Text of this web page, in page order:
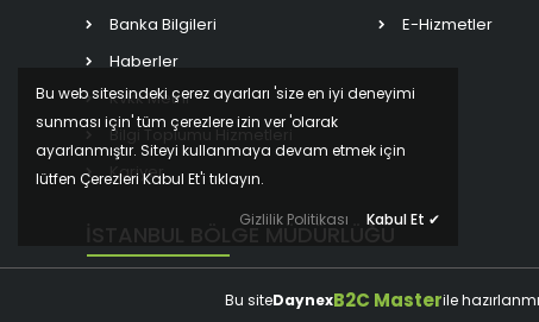
Banka Bilgileri
Haberler
Kvkk Metni
Bilgi Toplumu Hizmetleri
Kariyer
E-Hizmetler
İSTANBUL BÖLGE MÜDÜRLÜĞÜ
Bu siteDaynexB2C Masterile
Bu web sitesindeki çerez ayarları 'size en iyi deneyimi
sunması için' tüm çerezlere izin ver 'olarak
ayarlanmıştır. Siteyi kullanmaya devam etmek için
lütfen Çerezleri Kabul Et'i tıklayın.
Gizlilik Politikası
Kabul Et ✔